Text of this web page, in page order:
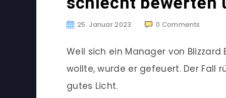
25. Januar 2023 0 Comments
Weil sich ein Manager von
wollte, wurde er gefeuert. Der Fall
gutes Licht.